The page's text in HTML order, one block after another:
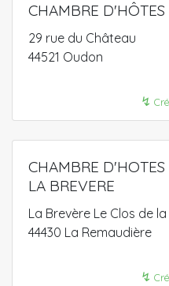
CHAMBRE
29 rue du Château
44521 Oudon
↯
CHAMBRE
LA BREVERE
La Brevère Le Clos de
44430 La Remaudière
↯